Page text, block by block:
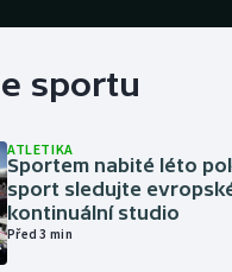
sportu
ATLETIKA
Sportem nabité léto
sport sledujte
kontinuální studio
Před 3 min